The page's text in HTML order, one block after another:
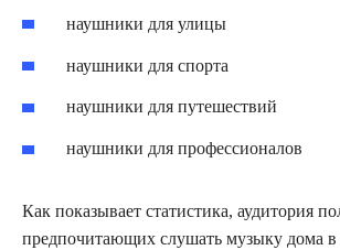
наушники для улицы
наушники для спорта
наушники для путешествий
наушники для профессионалов
Как показывает статистика, аудитория
предпочитающих слушать музыку дома